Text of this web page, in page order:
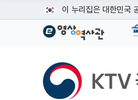
이 누리집은 대한민국
공식 누리집 주소 확
이밖에 or.kr 또는 .kr등
운영중인 공식 누리집보
KTV국민방송